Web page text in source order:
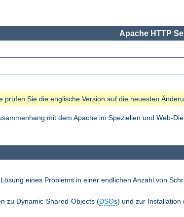
Apache HTTP
Sie die englische Version auf die neuesten
mit dem Apache im Speziellen und Web-
eines Problems in einer endlichen Anzahl von
zu Dynamic-Shared-Objects (DSOs) und zur Installation